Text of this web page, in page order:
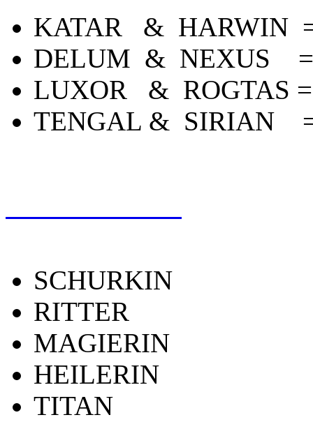
KATAR & HARWIN =
DELUM & NEXUS =
LUXOR & ROGTAS
TENGAL & SIRIAN =
SCHURKIN
RITTER
MAGIERIN
HEILERIN
TITAN